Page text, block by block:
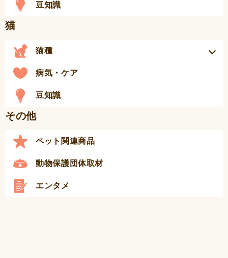
豆知識
猫
猫種
病気・ケア
豆知識
その他
ペット関連商品
動物保護団体取材
エンタメ